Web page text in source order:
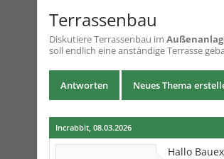
Terrassenbau
DiskutiereTerrassenbau im
soll endlich eine anständige Terrasse
Antworten Neues Thema
Incrabbit, 08.03.2026
Hallo